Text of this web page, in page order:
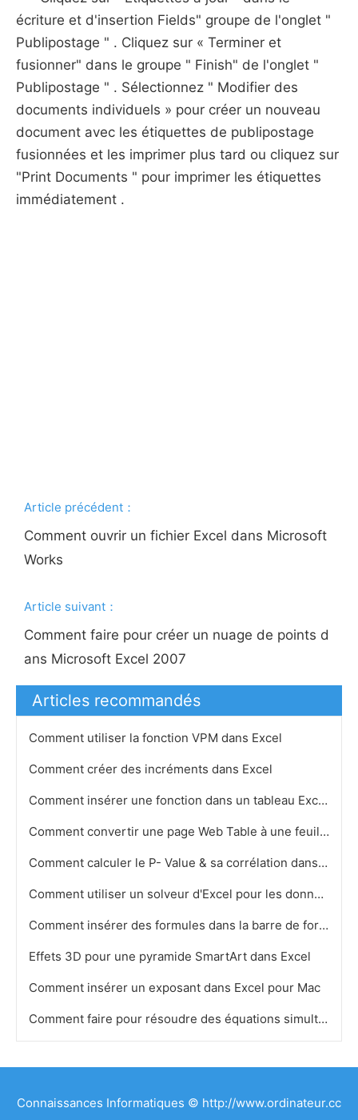
écriture et d'insertion Fields" groupe de l'onglet "
Publipostage " . Cliquez sur « Terminer et
fusionner" dans le groupe " Finish" de l'onglet "
Publipostage " . Sélectionnez " Modifier des
documents individuels » pour créer un nouveau
document avec les étiquettes de publipostage
fusionnées et les imprimer plus tard ou cliquez sur
"Print Documents " pour imprimer les étiquettes
immédiatement .
Article précédent：
Comment ouvrir un fichier Excel dans Microsoft
Works
Article suivant：
Comment faire pour créer un nuage de points d
ans Microsoft Excel 2007
Articles recommandés
Comment utiliser la fonction VPM dans Excel
Comment créer des incréments dans Excel
Comment insérer une fonction dans un tableau Excel
Comment convertir une page Web Table à une feuille de calcul Excel
Comment calculer le P- Value & sa corrélation dans Excel 2007
Comment utiliser un solveur d'Excel pour les données
Comment insérer des formules dans la barre de formule Excel
Effets 3D pour une pyramide SmartArt dans Excel
Comment insérer un exposant dans Excel pour Mac
Comment faire pour résoudre des équations simultanées avec Excel
Connaissances Informatiques © http://www.ordinateur.cc